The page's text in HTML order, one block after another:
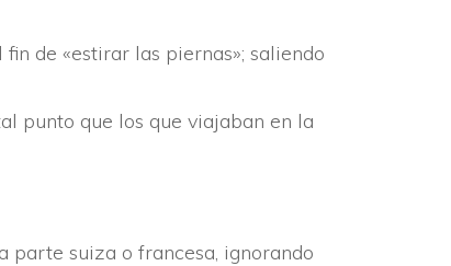
de «esti­rar las piernas»; saliendo
punto que los que viajaban en la
parte suiza o francesa, ignorando